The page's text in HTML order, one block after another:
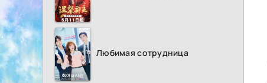
Любимая сотрудница